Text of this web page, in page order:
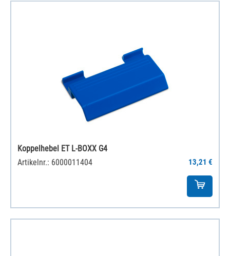
Koppelhebel ET L-BOXX G4
Artikelnr.: 6000011404
13,21 €